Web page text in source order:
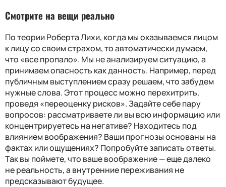
Смотрите на вещи реально
По теории Роберта Лихи, когда мы оказываемся лицом
к лицу со своим страхом, то автоматически думаем,
что «все пропало». Мы не анализируем ситуацию, а
принимаем опасность как данность. Например, перед
публичным выступлением сразу решаем, что забудем
нужные слова. Этот процесс можно перехитрить,
проведя «переоценку рисков». Задайте себе пару
вопросов: рассматриваете ли вы всю информацию или
концентрируетесь на негативе? Находитесь под
влиянием воображения? Ваши прогнозы основаны на
фактах или ощущениях? Попробуйте записать ответы.
Так вы поймете, что ваше воображение — еще далеко
не реальность, а внутренние переживания не
предсказывают будущее.